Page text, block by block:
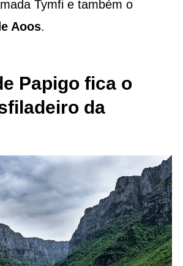
Tymfi e também o
Aoos.
Papigo fica o
da